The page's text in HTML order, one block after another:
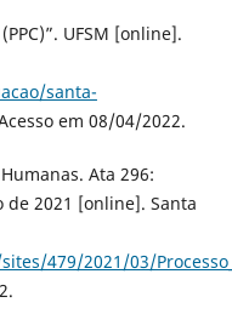
UFSM [online].
santa-
em 08/04/2022.
Ata 296:
de 2021 [online]. Santa
479/2021/03/